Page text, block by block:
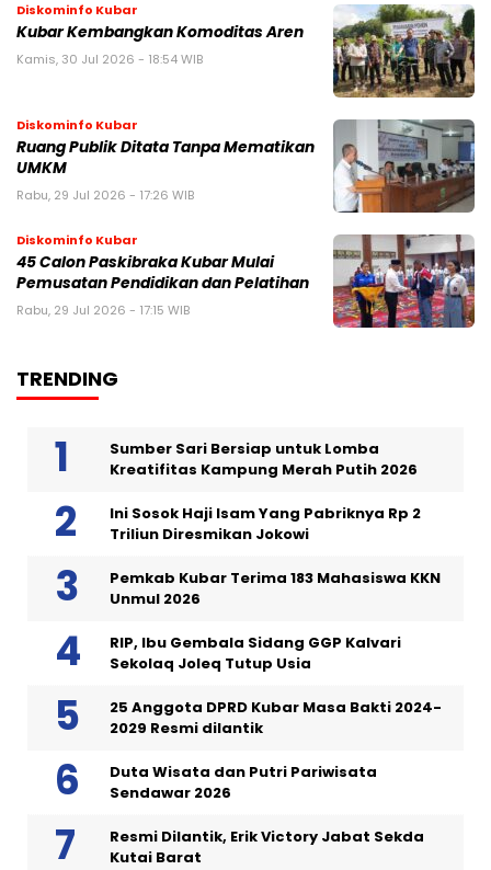
Diskominfo Kubar
Kubar Kembangkan Komoditas Aren
Kamis, 30 Jul 2026 - 18:54 WIB
Diskominfo Kubar
Ruang Publik Ditata Tanpa Mematikan
UMKM
Rabu, 29 Jul 2026 - 17:26 WIB
Diskominfo Kubar
45 Calon Paskibraka Kubar Mulai
Pemusatan Pendidikan dan Pelatihan
Rabu, 29 Jul 2026 - 17:15 WIB
TRENDING
Sumber Sari Bersiap untuk Lomba
Kreatifitas Kampung Merah Putih 2026
Ini Sosok Haji Isam Yang Pabriknya Rp 2
Triliun Diresmikan Jokowi
Pemkab Kubar Terima 183 Mahasiswa KKN
Unmul 2026
RIP, Ibu Gembala Sidang GGP Kalvari
Sekolaq Joleq Tutup Usia
25 Anggota DPRD Kubar Masa Bakti 2024-
2029 Resmi dilantik
Duta Wisata dan Putri Pariwisata
Sendawar 2026
Resmi Dilantik, Erik Victory Jabat Sekda
Kutai Barat